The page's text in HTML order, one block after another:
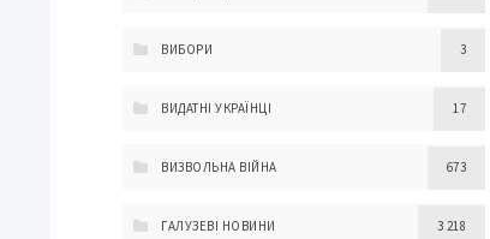
ВИБОРИ 3
ВИДАТНІ УКРАЇНЦІ 17
ВИЗВОЛЬНА ВІЙНА 673
ГАЛУЗЕВІ НОВИНИ 3 218